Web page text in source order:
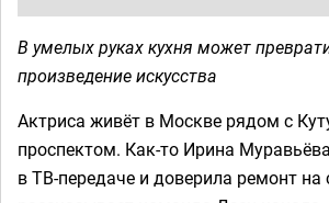
В умелых руках кухня может
произведение искусства
Актриса живёт в Москве рядом с
проспектом. Как-то Ирина
в ТВ-передаче и доверила ремонт на